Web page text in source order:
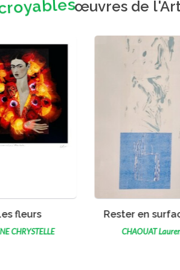
œuvres de
L'ŒUVRE
en surface- ...
Laurent
VOIR L'ŒUVRE
Long
BAH BELLA